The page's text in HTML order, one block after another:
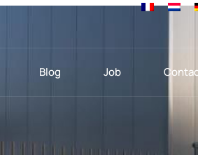
Blog Job